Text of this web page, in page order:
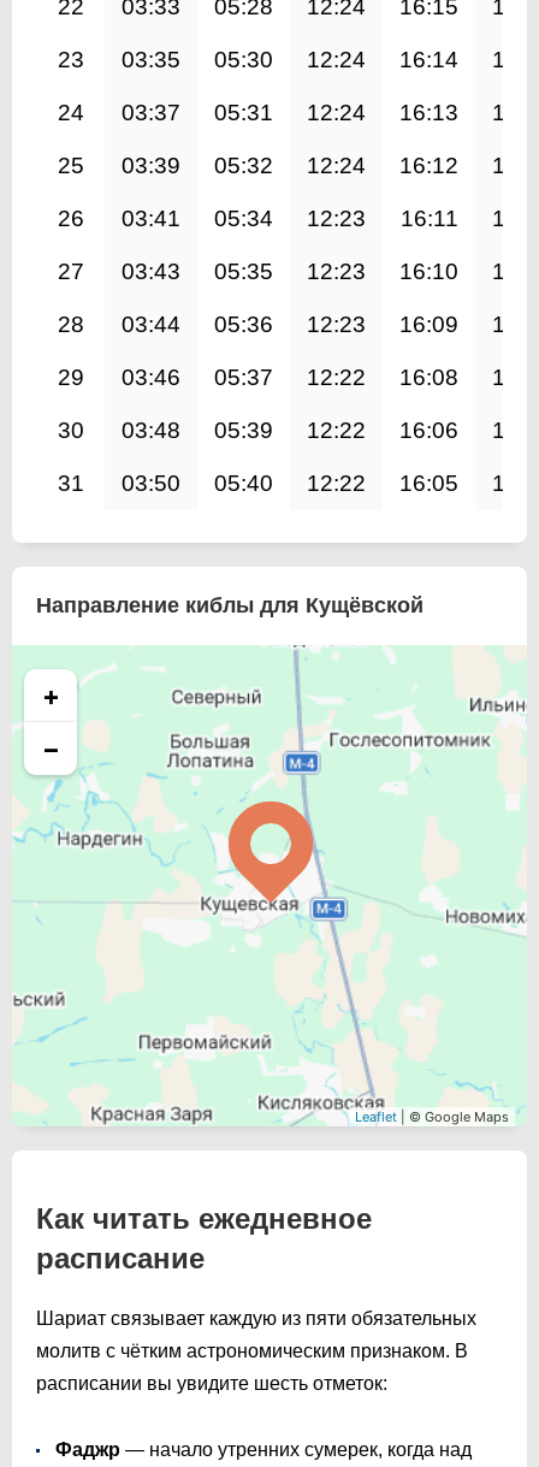
22 03:33 05:28 12:24 16:15
23 03:35 05:30 12:24 16:14
24 03:37 05:31 12:24 16:13
25 03:39 05:32 12:24 16:12
26 03:41 05:34 12:23 16:11
27 03:43 05:35 12:23 16:10
28 03:44 05:36 12:23 16:09
29 03:46 05:37 12:22 16:08
30 03:48 05:39 12:22 16:06
31 03:50 05:40 12:22 16:05
Направление киблы для Кущёвской
+
−
Leaflet | © Google Maps
Как читать ежедневное
расписание
Шариат связывает каждую из пяти обязательных
молитв с чётким астрономическим признаком. В
расписании вы увидите шесть отметок:
Фаджр — начало утренних сумерек, когда над